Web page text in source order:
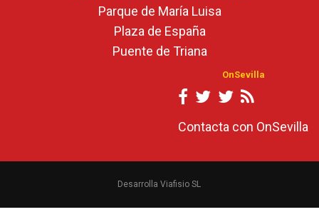
Parque de María Luisa
Plaza de España
Puente de Triana
OnSevilla
Contacta con OnSevilla
Desarrolla Viafisio SL